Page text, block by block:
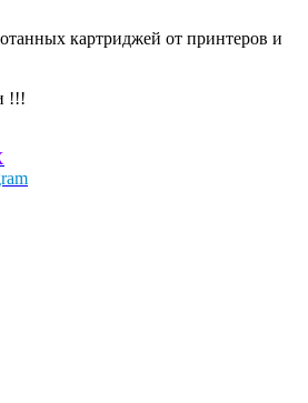
картриджей от принтеров и
!!!